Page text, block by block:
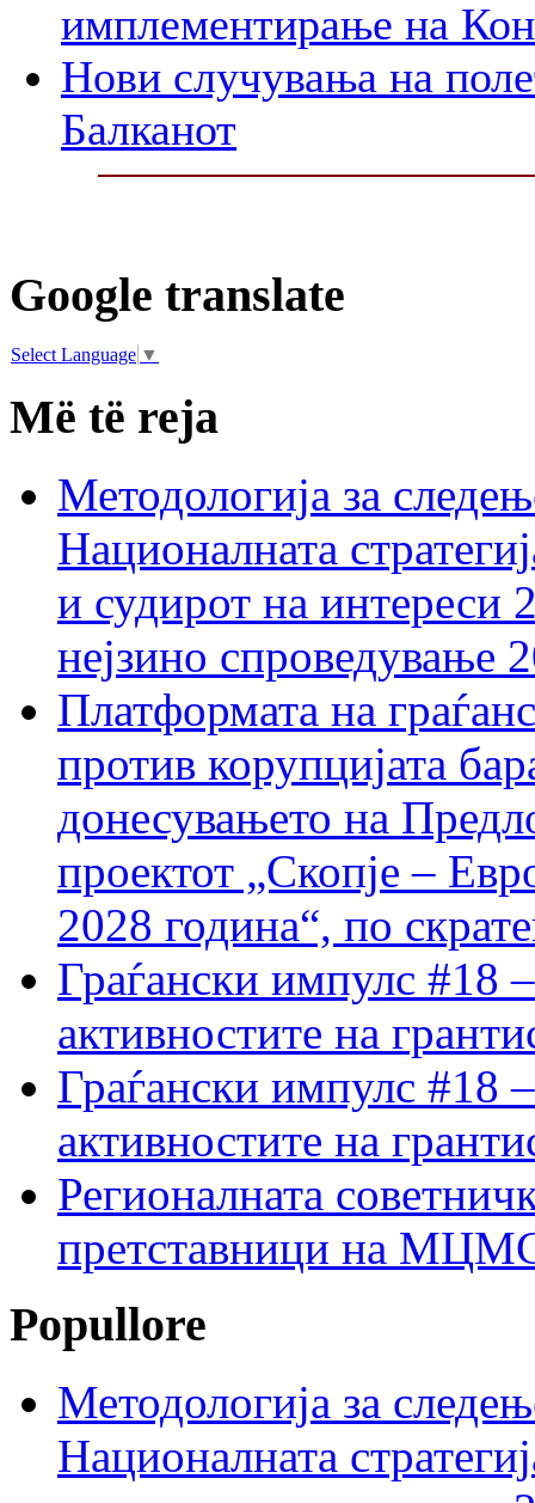
имплементирање на
Нови случувања на
Балканот
Google translate
Select Language ▼
Më të reja
Методологија за
Националната
и судирот на интереси
нејзино спроведување
Платформата на
против корупцијата
донесувањето на
проектот „Скопје –
2028 година“, по
Граѓански импулс #18
активностите на
Граѓански импулс #18
активностите на
Регионалната
претставници на МЦМС
Popullore
Методологија за
Националната